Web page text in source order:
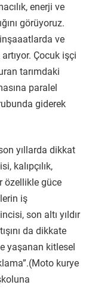
enerji ve
görüyoruz.
ve
Çocuk işçi
tarımdaki
paralel
giderek
yıllarda dikkat
kalıpçılık,
özellikle güce
iş
son altı yıldır
da dikkate
yaşanan kitlesel
kurye